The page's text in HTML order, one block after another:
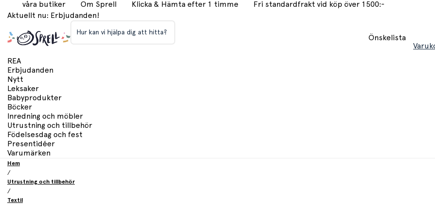
våra butiker Om Sprell Klicka & Hämta efter 1 timme
Fri standardfrakt vid köp över 1500:-
Aktuellt nu: Erbjudanden!
Hur kan vi hjälpa dig att hitta?
Önskelista
REA
Erbjudanden
Nytt
Leksaker
Babyprodukter
Böcker
Inredning och möbler
Utrustning och tillbehör
Födelsesdag och fest
Presentidéer
Varumärken
Hem
/
Utrustning och tillbehör
/
Textil